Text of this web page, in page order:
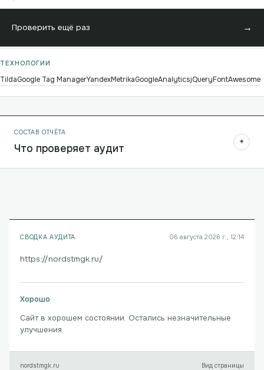
Проверить ещё раз →
ТЕХНОЛОГИИ
TildaGoogle Tag ManagerYandexMetrikaGoogleAnalyticsjQueryFontAwesome
СОСТАВ ОТЧЁТА
Что проверяет аудит +
СВОДКА АУДИТА 06 августа 2026 г., 12:14
https://nordstmgk.ru/
Хорошо
Сайт в хорошем состоянии. Остались незначительные
улучшения.
nordstmgk.ru Вид страницы